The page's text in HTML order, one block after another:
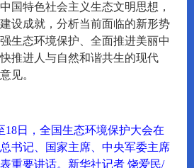
国特色社会主义生态文明思想，
设成就，分析当前面临的新形势
生态环境保护、全面推进美丽中
推进人与自然和谐共生的现代
见。
18日，全国生态环境保护大会在
书记、国家主席、中央军委主席
重要讲话。新华社记者 饶爱民/